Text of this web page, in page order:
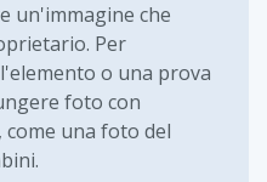
un'immagine che
Per
o una prova
foto con
una foto del